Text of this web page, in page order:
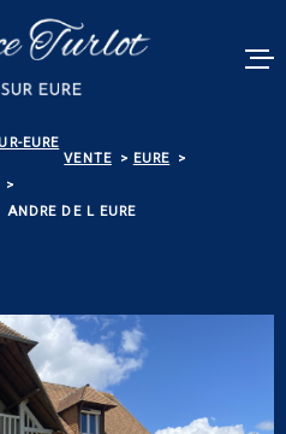
VENTES
ALERTE
EURE
VENTE
EURE
ANDRE DE L EURE
DE BIEN